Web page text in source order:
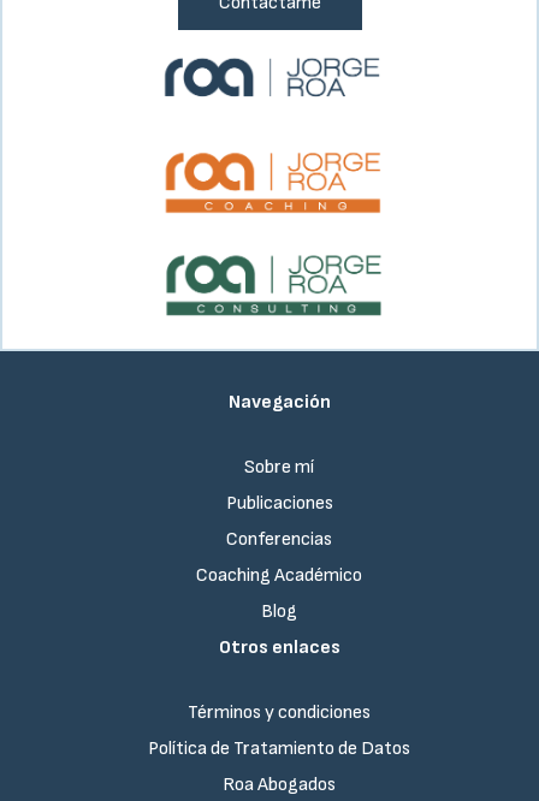
Navegación
Sobre mí
Publicaciones
Conferencias
Coaching Académico
Blog
Otros enlaces
Términos y condiciones
Política de Tratamiento de Datos
Roa Abogados